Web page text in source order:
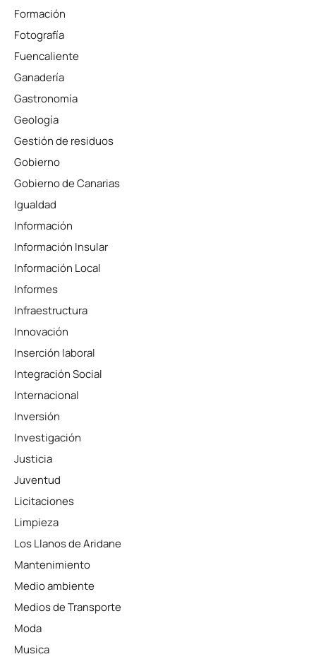
Formación
Fotografía
Fuencaliente
Ganadería
Gastronomía
Geología
Gestión de residuos
Gobierno
Gobierno de Canarias
Igualdad
Información
Información Insular
Información Local
Informes
Infraestructura
Innovación
Inserción laboral
Integración Social
Internacional
Inversión
Investigación
Justicia
Juventud
Licitaciones
Limpieza
Los Llanos de Aridane
Mantenimiento
Medio ambiente
Medios de Transporte
Moda
Musica